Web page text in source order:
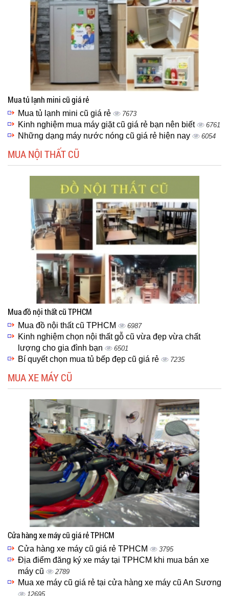
Mua tủ lạnh mini cũ giá rẻ
Mua tủ lạnh mini cũ giá rẻ 7673
Kinh nghiệm mua máy giặt cũ giá rẻ bạn nên biết 6761
Những dạng máy nước nóng cũ giá rẻ hiện nay 6054
MUA NỘI THẤT CŨ
Mua đồ nội thất cũ TPHCM
Mua đồ nội thất cũ TPHCM 6987
Kinh nghiệm chọn nội thất gỗ cũ vừa đẹp vừa chất
lượng cho gia đình bạn
6501
Bí quyết chọn mua tủ bếp đẹp cũ giá rẻ 7235
MUA XE MÁY CŨ
Cửa hàng xe máy cũ giá rẻ TPHCM
Cửa hàng xe máy cũ giá rẻ TPHCM 3795
Địa điểm đăng ký xe máy tại TPHCM khi mua bán xe
máy cũ
2789
Mua xe máy cũ giá rẻ tại cửa hàng xe máy cũ An Sương
12695